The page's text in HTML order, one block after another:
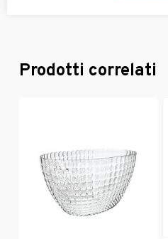
Prodotti correlati